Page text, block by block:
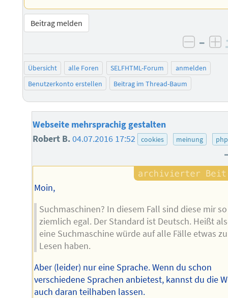
Beitrag melden
–
Übersicht alle Foren SELFHTML-Forum
anmelden
Benutzerkonto erstellen
Beitrag im Thread-Baum
Webseite mehrsprachig gestalten
Robert B.04.07.2016 17:52 cookies meinung php
Moin,
Suchmaschinen? In diesem Fall sind diese mir so
ziemlich egal. Der Standard ist Deutsch. Heißt
eine Suchmaschine würde auf alle Fälle etwas
Lesen haben.
Aber (leider) nur eine Sprache. Wenn du schon
verschiedene Sprachen anbietest, kannst du die
auch daran teilhaben lassen.